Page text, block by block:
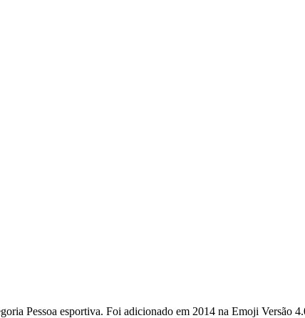
Pessoa esportiva. Foi adicionado em 2014 na Emoji Versão